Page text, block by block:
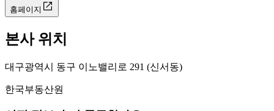
홈페이지
본사 위치
대구광역시 동구 이노밸리로 291 (신서동)
한국부동산원